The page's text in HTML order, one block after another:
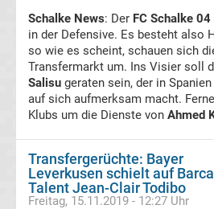
Tabelle
Serie
A
Serie
Schalke News: Der FC Schalke 04
in der Defensive. Es besteht also
so wie es scheint, schauen sich
Transfermarkt um. Ins Visier soll
Salisu geraten sein, der in
auf sich aufmerksam macht.
Klubs um die Dienste von Ahmed
Transfergerüchte: Bayer
Leverkusen schielt auf
Talent Jean-Clair Todibo
Freitag, 15.11.2019 - 12:27 Uhr